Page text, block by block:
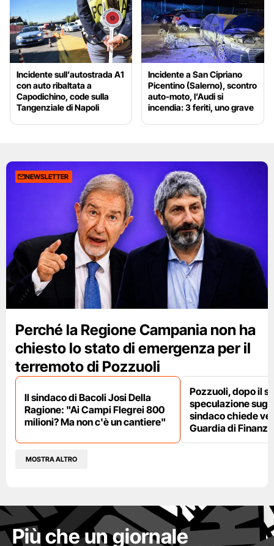
Incidente sull’autostrada A1
con auto ribaltata a
Capodichino, code sulla
Tangenziale di Napoli
Incidente a San Cipriano
Picentino (Salerno), scontro
auto-moto, l’Audi si
incendia: 3 feriti, uno grave
NEWSLETTER
Perché la Regione Campania non ha
chiesto lo stato di emergenza per il
terremoto di Pozzuoli
Il sindaco di Bacoli Josi Della
Ragione: "Ai Campi Flegrei 800
milioni? Ma non c'è un cantiere"
Pozzuoli, dopo il
speculazione
sindaco chiede
Guardia di Finanza
MOSTRA ALTRO
Più che un giornale